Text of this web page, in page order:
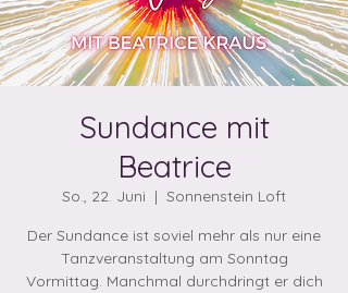
Sundance mit
Beatrice
So., 22. Juni
  |
Sonnenstein Loft
Der Sundance ist soviel mehr als nur eine
Tanzveranstaltung am Sonntag
Vormittag. Manchmal durchdringt er dich